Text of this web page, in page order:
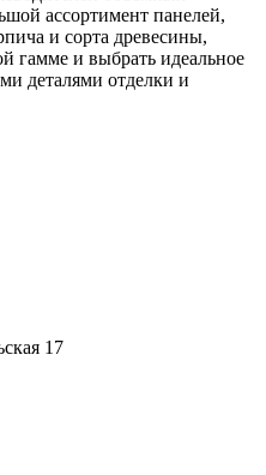
ассортимент панелей,
и сорта древесины,
гамме и выбрать идеальное
деталями отделки и
17